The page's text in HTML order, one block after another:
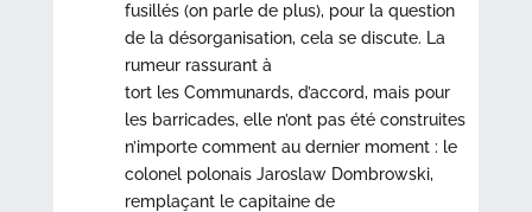
fusillés (on parle de plus), pour la question
de la désorganisation, cela se discute. La
rumeur rassurant à
tort les Communards, d’accord, mais pour
les barricades, elle n’ont pas été construites
n’importe comment au dernier moment : le
colonel polonais Jaroslaw Dombrowski,
remplaçant le capitaine de